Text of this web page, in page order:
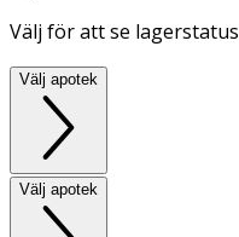
Välj för att se lagerstatus
Välj apotek
Välj apotek